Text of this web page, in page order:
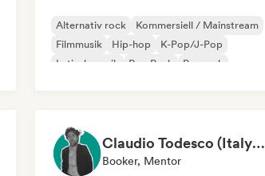
Alternativ rock
Kommersiell / Mainstream
Filmmusik
Hip-hop
K-Pop/J-Pop
Latinsk musik
Pop Punk Poprock
Claudio Todesco (Italy & Japan focus)
Booker, Mentor